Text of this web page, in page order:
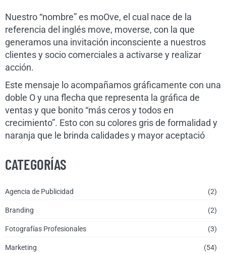
Nuestro “nombre” es moOve, el cual nace de la
referencia del inglés move, moverse, con la que
generamos una invitación inconsciente a nuestros
clientes y socio comerciales a activarse y realizar
acción.
Este mensaje lo acompañamos gráficamente con una
doble O y una flecha que representa la gráfica de
ventas y que bonito “más ceros y todos en
crecimiento”. Esto con su colores gris de formalidad y
naranja que le brinda calidades y mayor aceptació
CATEGORÍAS
Agencia de Publicidad (2)
Branding (2)
Fotografías Profesionales (3)
Marketing (54)